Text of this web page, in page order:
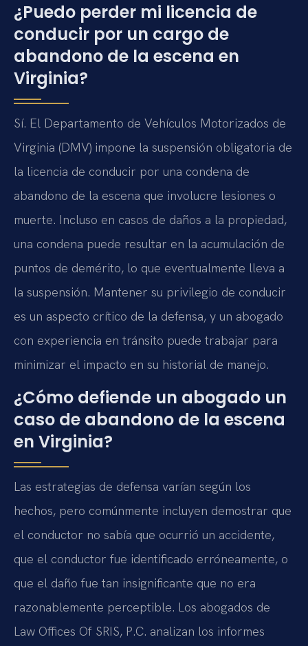
¿Puedo perder mi licencia de
conducir por un cargo de
abandono de la escena en
Virginia?
Sí. El Departamento de Vehículos Motorizados de
Virginia (DMV) impone la suspensión obligatoria de
la licencia de conducir por una condena de
abandono de la escena que involucre lesiones o
muerte. Incluso en casos de daños a la propiedad,
una condena puede resultar en la acumulación de
puntos de demérito, lo que eventualmente lleva a
la suspensión. Mantener su privilegio de conducir
es un aspecto crítico de la defensa, y un abogado
con experiencia en tránsito puede trabajar para
minimizar el impacto en su historial de manejo.
¿Cómo defiende un abogado un
caso de abandono de la escena
en Virginia?
Las estrategias de defensa varían según los
hechos, pero comúnmente incluyen demostrar que
el conductor no sabía que ocurrió un accidente,
que el conductor fue identificado erróneamente, o
que el daño fue tan insignificante que no era
razonablemente perceptible. Los abogados de
Law Offices Of SRIS, P.C. analizan los informes